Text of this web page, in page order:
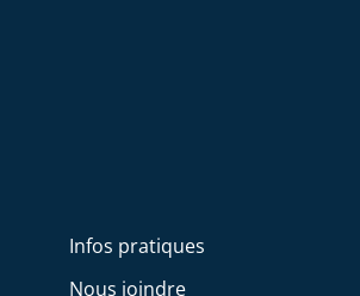
Infos pratiques
Nous joindre